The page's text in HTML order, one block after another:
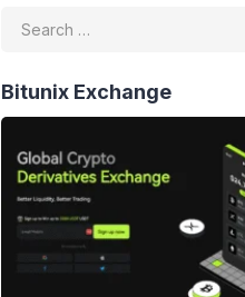
Bitunix Exchange